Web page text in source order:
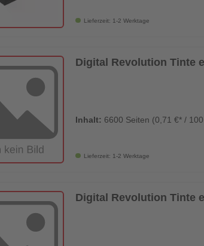
Lieferzeit: 1-2 Werktage
Digital Revolution Tinte
Inhalt: 6600 Seiten (0,71 €* /
Lieferzeit: 1-2 Werktage
Digital Revolution Tinte